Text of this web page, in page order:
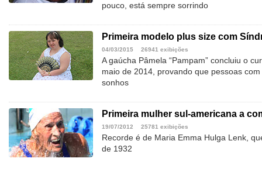
pouco, está sempre sorrindo
Primeira modelo plus size com
04/03/2015 26941 exibições
A gaúcha Pâmela “Pampam” concluiu o
maio de 2014, provando que pessoas
sonhos
Primeira mulher sul-americana a
19/07/2012 25781 exibições
Recorde é de Maria Emma Hulga Lenk,
de 1932